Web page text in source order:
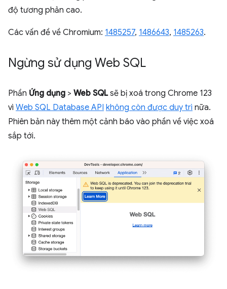
độ tương phản cao.
Các vấn đề về Chromium: 1485257, 1486643, 1485263.
Ngừng sử dụng Web SQL
Phần Ứng dụng > Web SQLsẽ bị xoá trong Chrome 123
vì Web SQL Database API không còn được duy trì nữa.
Phiên bản này thêm một cảnh báo vào phần về việc xoá
sắp tới.